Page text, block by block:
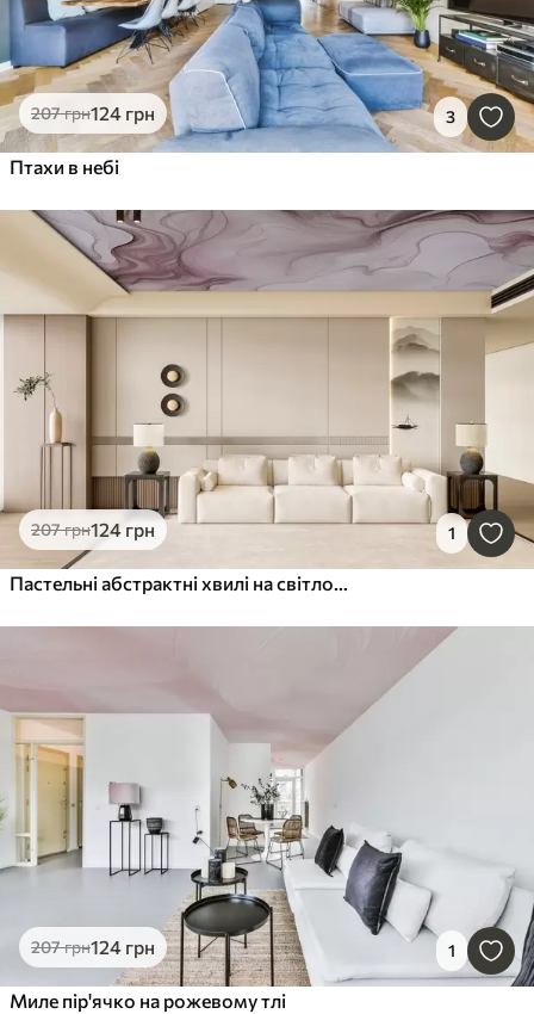
207грн124 грн 3
Птахи в небі
207грн124 грн 1
Пастельні абстрактні хвилі на світлому фоні
207грн124 грн 1
Миле пір'ячко на рожевому тлі